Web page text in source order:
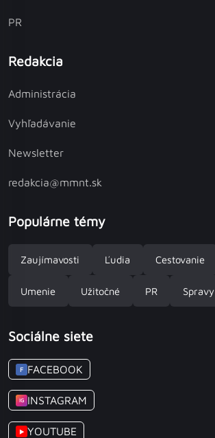
PR
Redakcia
Administrácia
Vyhľadávanie
Newsletter
redakcia@mmnt.sk
Populárne témy
Zaujímavosti Ľudia Cestovanie
Umenie Užitočné PR Spravy
Sociálne siete
F FACEBOOK
IG INSTAGRAM
▶ YOUTUBE